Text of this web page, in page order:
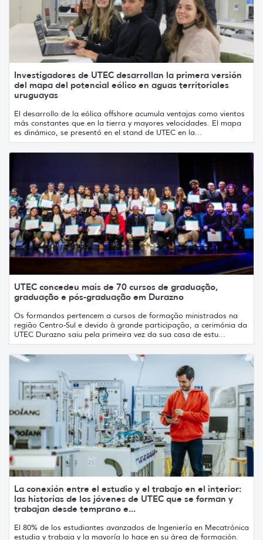
Investigadores de UTEC desarrollan la primera versión
del mapa del potencial eólico en aguas territoriales
uruguayas
El desarrollo de la eólica offshore acumula ventajas como vientos
más constantes que en la tierra y mayores velocidades. El mapa
es dinámico, se presentó en el stand de UTEC en la...
UTEC concedeu mais de 70 cursos de graduação,
graduação e pós-graduação em Durazno
Os formandos pertencem a cursos de formação ministrados na
região Centro-Sul e devido à grande participação, a cerimónia da
UTEC Durazno saiu pela primeira vez da sua casa de estu...
La conexión entre el estudio y el trabajo en el interior:
las historias de los jóvenes de UTEC que se forman y
trabajan desde temprano e...
El 80% de los estudiantes avanzados de Ingeniería en Mecatrónica
estudia y trabaja y la mayoría lo hace en su área de formación.